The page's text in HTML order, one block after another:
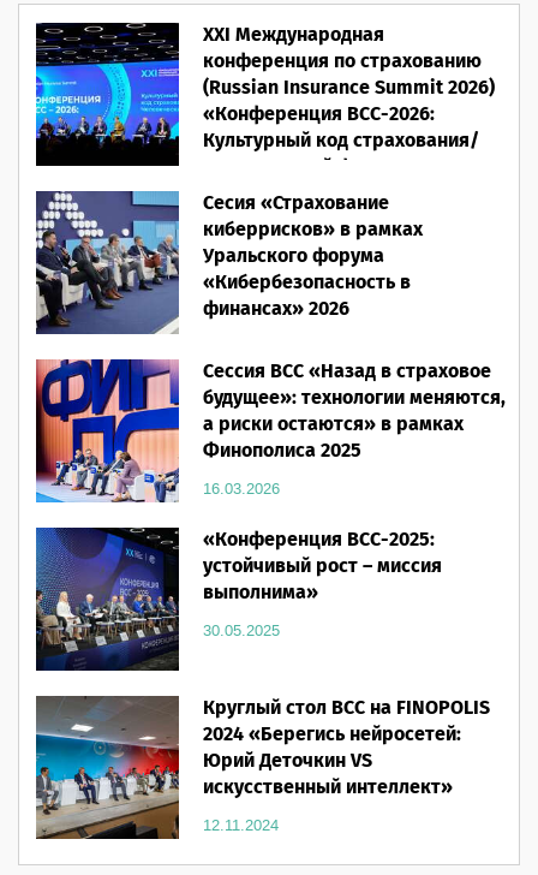
XXI Международная
конференция по страхованию
(Russian Insurance Summit 2026)
«Конференция ВСС-2026:
Культурный код страхования/
Человеческий фактор»
28.05.2026
Сесия «Страхование
киберрисков» в рамках
Уральского форума
«Кибербезопасность в
финансах» 2026
Сессия ВСС «Назад в страховое
будущее»: технологии меняются,
а риски остаются» в рамках
Финополиса 2025
16.03.2026
«Конференция ВСС-2025:
устойчивый рост – миссия
выполнима»
30.05.2025
Круглый стол ВСС на FINOPOLIS
2024 «Берегись нейросетей:
Юрий Деточкин VS
искусственный интеллект»
12.11.2024